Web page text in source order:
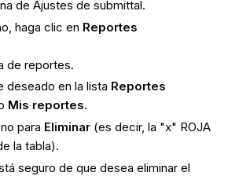
de Ajustes de submittal.
haga clic en Reportes
de reportes.
deseado en la lista Reportes
Mis reportes.
para Eliminar(es decir, la "x" ROJA
la tabla).
seguro de que desea eliminar el